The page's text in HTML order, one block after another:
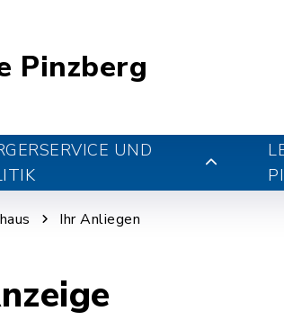
Pinzberg
UND
Ihr Anliegen